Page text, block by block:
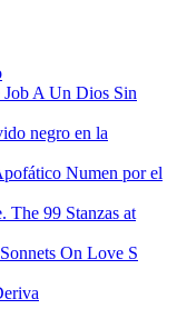
A Un Dios Sin
negro en la
Numen por el
The 99 Stanzas at
On Love S